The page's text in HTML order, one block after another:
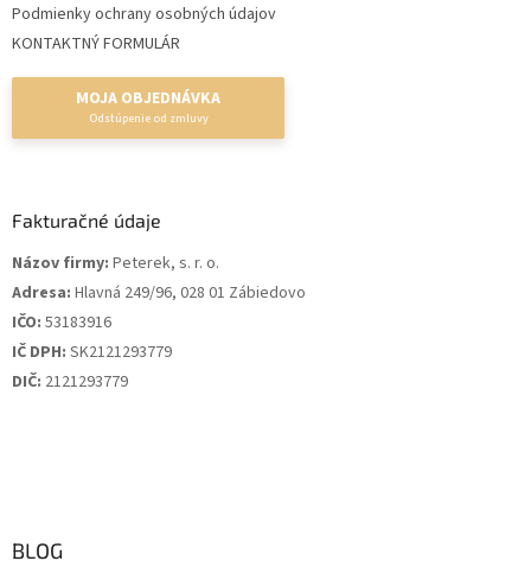
Podmienky ochrany osobných údajov
KONTAKTNÝ FORMULÁR
MOJA OBJEDNÁVKA
Fakturačné údaje
Názov firmy: Peterek, s. r. o.
Adresa: Hlavná 249/96, 028 01 Zábiedovo
IČO: 53183916
IČ DPH: SK2121293779
DIČ: 2121293779
BLOG